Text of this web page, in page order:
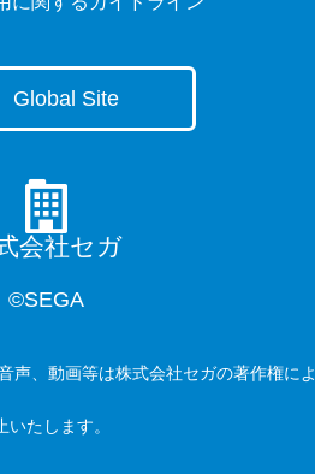
Global Site
(US)
(AU)
会社セガ
©SEGA
声、動画等は株式会社セガの著作権に
たします。